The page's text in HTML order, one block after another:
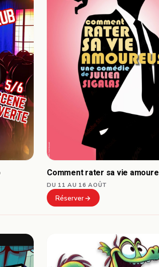
Comment rater sa vie
DU 11 AU 16 AOÛT
Réserver